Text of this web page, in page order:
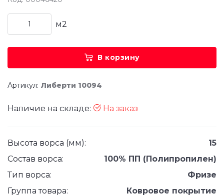
м2
В корзину
Артикул: Либерти 10094
Наличие на складе: На заказ
Высота ворса (мм):
15
Состав ворса:
100% ПП (Полипропилен)
Тип ворса:
Фризе
Группа товара:
Ковровое покрытие